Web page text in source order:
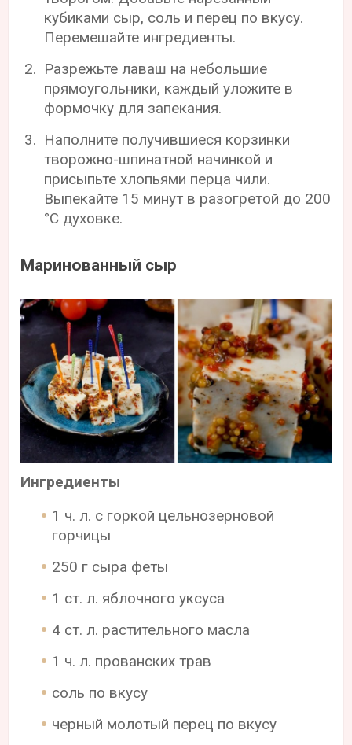
кубиками сыр, соль и перец по вкусу.
Перемешайте ингредиенты.
Разрежьте лаваш на небольшие
прямоугольники, каждый уложите в
формочку для запекания.
Наполните получившиеся корзинки
творожно-шпинатной начинкой и
присыпьте хлопьями перца чили.
Выпекайте 15 минут в разогретой до 200
°С духовке.
Маринованный сыр
Ингредиенты
1 ч. л. с горкой цельнозерновой
горчицы
250 г сыра феты
1 ст. л. яблочного уксуса
4 ст. л. растительного масла
1 ч. л. прованских трав
соль по вкусу
черный молотый перец по вкусу